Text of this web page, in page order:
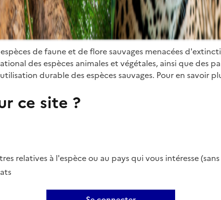
de faune et de flore sauvages menacées
des espèces animales et végétales, ainsi que des
durable des espèces sauvages. Pour en savoir
ce site ?
relatives à l'espèce ou au pays qui vous intéresse